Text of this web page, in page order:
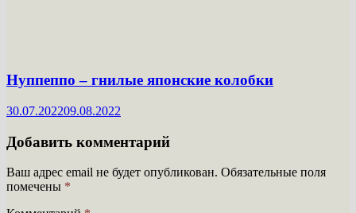
Нуппеппо – гнилые японские колобки
30.07.202209.08.2022
Добавить комментарий
Ваш адрес email не будет опубликован. Обязательные поля
помечены *